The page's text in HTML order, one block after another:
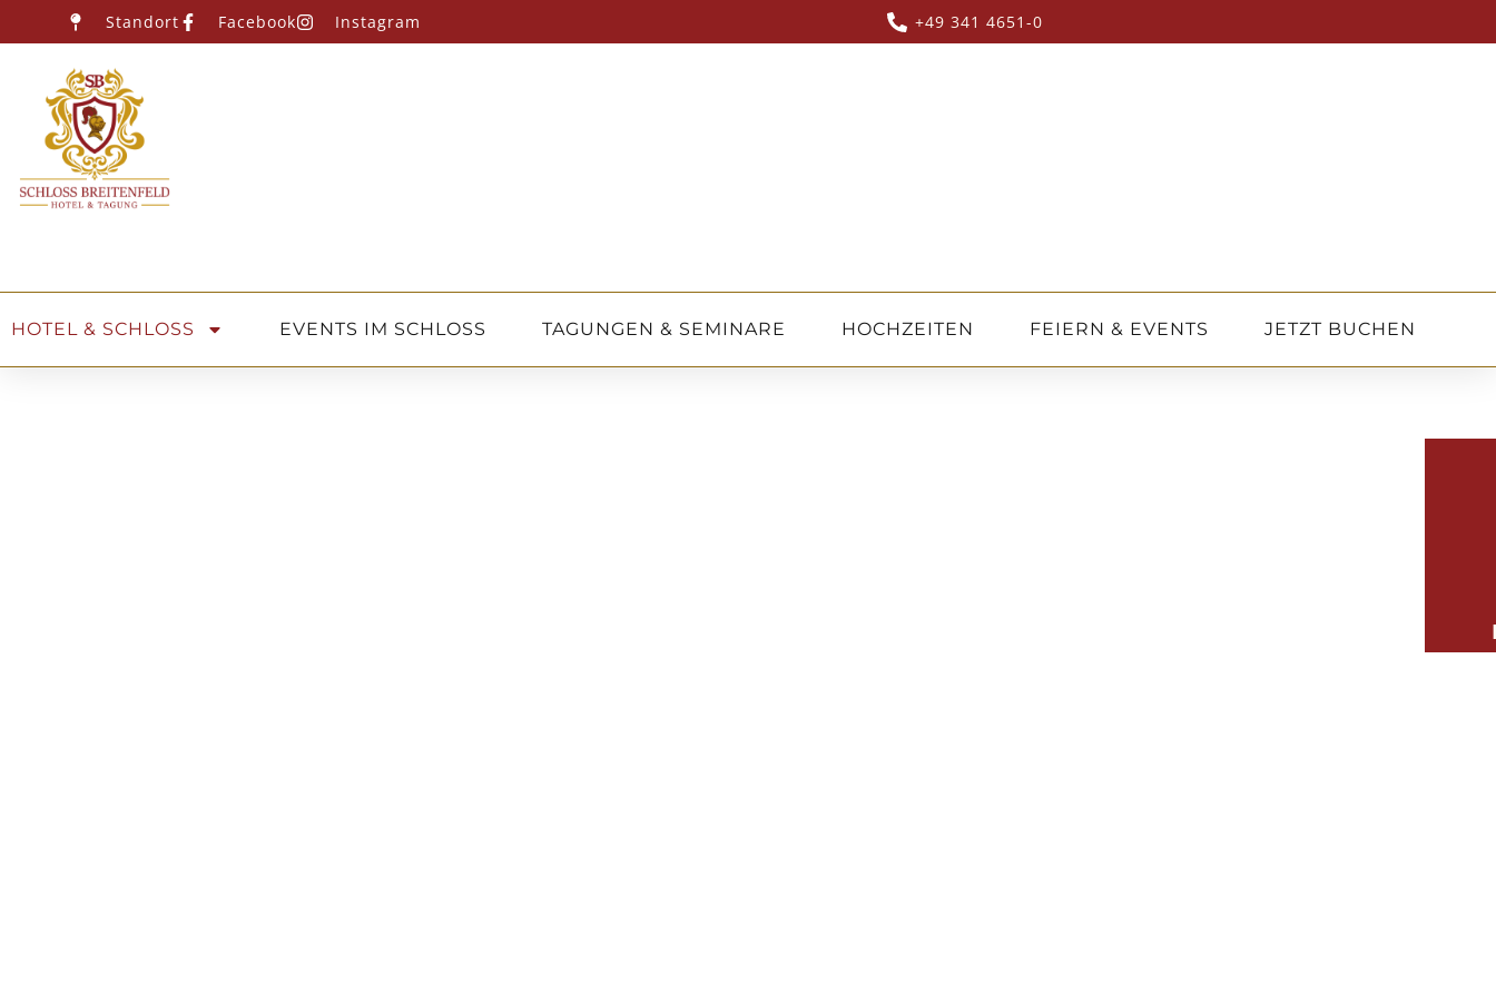
Standort Facebook Instagram +49 341 4651-0
HOTEL & SCHLOSS EVENTS IM SCHLOSS TAGUNGEN & SEMINARE HOCHZEITEN FEIERN & EVENTS JETZT BUCHEN